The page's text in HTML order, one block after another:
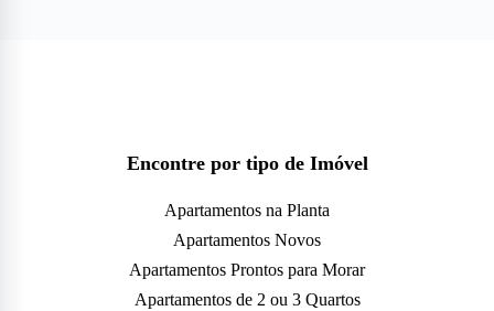
Encontre por tipo de Imóvel
Apartamentos na Planta
Apartamentos Novos
Apartamentos Prontos para Morar
Apartamentos de 2 ou 3 Quartos